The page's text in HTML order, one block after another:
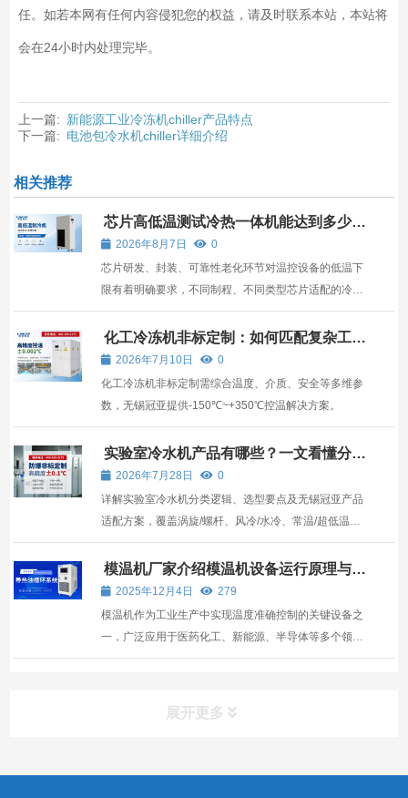
任。如若本网有任何内容侵犯您的权益，请及时联系本站，本站将
会在24小时内处理完毕。
上一篇: 新能源工业冷冻机chiller产品特点
下一篇: 电池包冷水机chiller详细介绍
相关推荐
芯片高低温测试冷热一体机能达到多少低
温？2026年8月7日
0
芯片研发、封装、可靠性老化环节对温控设备的低温下
限有着明确要求，不同制程、不同类型芯片适配的冷热
一体机温度区间存在明显区分。
化工冷冻机非标定制：如何匹配复杂工况
需求2026年7月10日
0
化工冷冻机非标定制需综合温度、介质、安全等多维参
数，无锡冠亚提供-150℃~+350℃控温解决方案。
实验室冷水机产品有哪些？一文看懂分
类、选型与无锡冠亚方案
2026年7月28日
0
详解实验室冷水机分类逻辑、选型要点及无锡冠亚产品
适配方案，覆盖涡旋/螺杆、风冷/水冷、常温/超低温等
维度。
模温机厂家介绍模温机设备运行原理与应
用2025年12月4日
279
模温机作为工业生产中实现温度准确控制的关键设备之
一，广泛应用于医药化工、新能源、半导体等多个领
域，其核心作用是通过对传热介质的温度调控，为生产
展开更多